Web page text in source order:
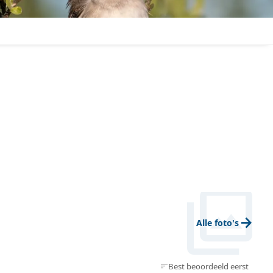
photo_library
Alle foto's arrow_forward
sortBest beoordeeld eerst